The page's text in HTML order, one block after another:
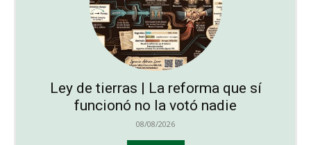
Ley de tierras | La reforma que sí
funcionó no la votó nadie
08/08/2026